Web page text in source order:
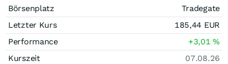
Börsenplatz
Tradegate
Letzter Kurs
185,44 EUR
Performance
+3,01%
Kurszeit
07.08.26